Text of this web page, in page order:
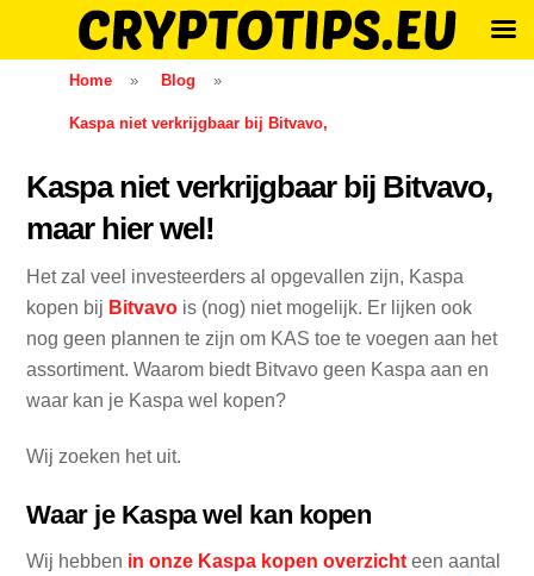
Home » Blog »
Kaspa niet verkrijgbaar bij Bitvavo,
Kaspa niet verkrijgbaar bij Bitvavo,
maar hier wel!
Het zal veel investeerders al opgevallen zijn, Kaspa
kopen bij Bitvavo is (nog) niet mogelijk. Er lijken ook
nog geen plannen te zijn om KAS toe te voegen aan het
assortiment. Waarom biedt Bitvavo geen Kaspa aan en
waar kan je Kaspa wel kopen?
Wij zoeken het uit.
Waar je Kaspa wel kan kopen
Wij hebben in onze Kaspa kopen overzicht een aantal